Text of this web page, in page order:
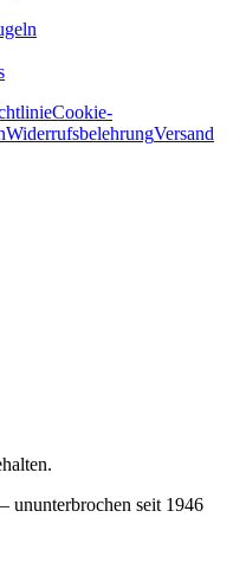
Cookie-
WiderrufsbelehrungVersand
seit 1946